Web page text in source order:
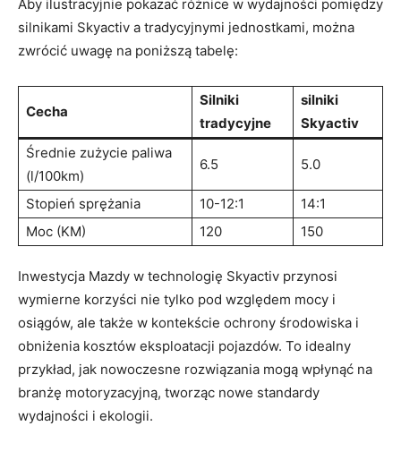
Aby ilustracyjnie pokazać różnice w wydajności⁤ pomiędzy
⁢silnikami ⁢Skyactiv a tradycyjnymi‍ jednostkami,⁤ można
zwrócić uwagę na⁣ poniższą tabelę:
Cecha
Silniki
tradycyjne
silniki
Skyactiv
Średnie zużycie paliwa
(l/100km)
6.5 5.0
Stopień sprężania 10-12:1
14:1
Moc (KM)
120 150
Inwestycja Mazdy w technologię​ Skyactiv ⁢przynosi
wymierne korzyści nie tylko pod względem mocy i
osiągów,⁢ ale także w‍ kontekście ochrony środowiska i
obniżenia ⁣kosztów eksploatacji pojazdów. ⁣To idealny
przykład, jak⁣ nowoczesne⁣ rozwiązania mogą wpłynąć ‌na
‍branżę motoryzacyjną, ​tworząc nowe standardy
wydajności i ekologii.